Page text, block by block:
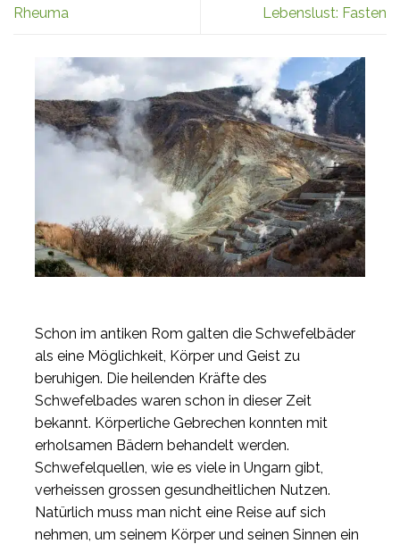
Schon im antiken Rom galten die Schwefelbäder
als eine Möglichkeit, Körper und Geist zu
beruhigen. Die heilenden Kräfte des
Schwefelbades waren schon in dieser Zeit
bekannt. Körperliche Gebrechen konnten mit
erholsamen Bädern behandelt werden.
Schwefelquellen, wie es viele in Ungarn gibt,
verheissen grossen gesundheitlichen Nutzen.
Natürlich muss man nicht eine Reise auf sich
nehmen, um seinem Körper und seinen Sinnen ein
Rheuma
Lebenslust: Fasten